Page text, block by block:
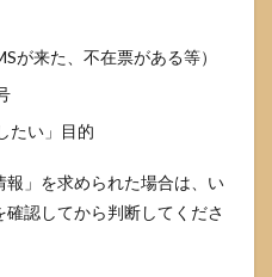
が来た、不在票がある等）
たい」目的
報」を求められた場合は、い
認してから判断してくださ